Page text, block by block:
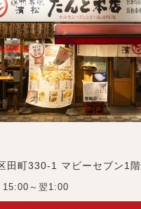
田町330-1 マビーセブン1階
15:00～翌1:00